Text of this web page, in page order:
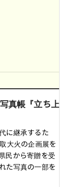
真帳『立ち上
に継承するた
大火の企画展を
民から寄贈を受
た写真の一部を